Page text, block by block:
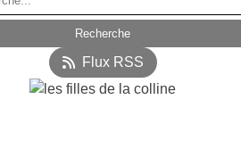
Flux RSS